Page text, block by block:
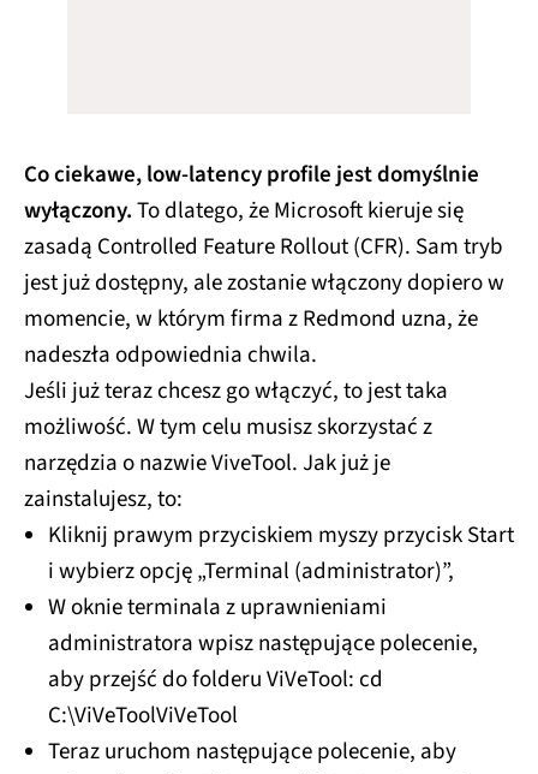
Co ciekawe, low-latency profile jest domyślnie
wyłączony.To dlatego, że Microsoft kieruje się
zasadą Controlled Feature Rollout (CFR). Sam tryb
jest już dostępny, ale zostanie włączony dopiero w
momencie, w którym firma z Redmond uzna, że
nadeszła odpowiednia chwila.
Jeśli już teraz chcesz go włączyć, to jest taka
możliwość. W tym celu musisz skorzystać z
narzędzia o nazwie ViveTool. Jak już je
zainstalujesz, to:
Kliknij prawym przyciskiem myszy przycisk Start
i wybierz opcję „Terminal (administrator)”,
W oknie terminala z uprawnieniami
administratora wpisz następujące polecenie,
aby przejść do folderu ViVeTool: cd
C:\ViVeToolViVeTool
Teraz uruchom następujące polecenie, aby